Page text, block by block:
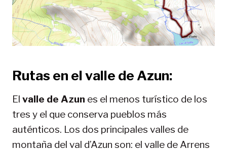
Rutas en el valle de Azun:
El valle de Azun es el menos turístico de los
tres y el que conserva pueblos más
auténticos. Los dos principales valles de
montaña del val d’Azun son: el valle de Arrens